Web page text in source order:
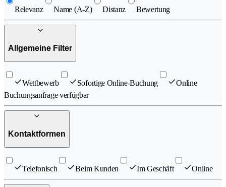
Relevanz Name (A-Z) Distanz Bewertung
Allgemeine Filter
Wettbewerb Sofortige Online-Buchung
Online
Buchungsanfrage verfügbar
Kontaktformen
Telefonisch Beim Kunden Im Geschäft Online